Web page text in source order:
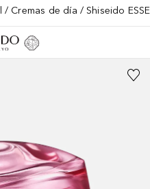
Cremas de día Shiseido